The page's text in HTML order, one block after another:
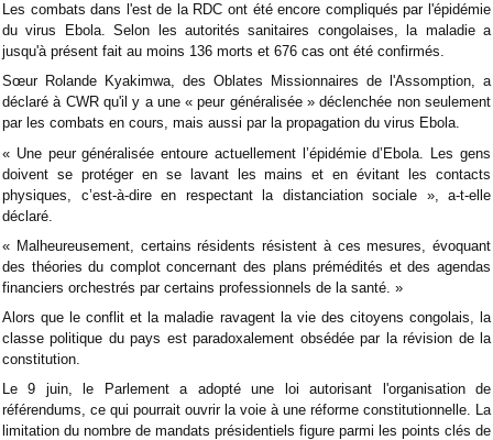
Les combats dans l'est de la RDC ont été encore compliqués par l'épidémie
du virus Ebola. Selon les autorités sanitaires congolaises, la maladie a
jusqu'à présent fait au moins 136 morts et 676 cas ont été confirmés.
Sœur Rolande Kyakimwa, des Oblates Missionnaires de l'Assomption, a
déclaré à CWR qu'il y a une « peur généralisée » déclenchée non seulement
par les combats en cours, mais aussi par la propagation du virus Ebola.
« Une peur généralisée entoure actuellement l’épidémie d’Ebola. Les gens
doivent se protéger en se lavant les mains et en évitant les contacts
physiques, c’est-à-dire en respectant la distanciation sociale », a-t-elle
déclaré.
« Malheureusement, certains résidents résistent à ces mesures, évoquant
des théories du complot concernant des plans prémédités et des agendas
financiers orchestrés par certains professionnels de la santé. »
Alors que le conflit et la maladie ravagent la vie des citoyens congolais, la
classe politique du pays est paradoxalement obsédée par la révision de la
constitution.
Le 9 juin, le Parlement a adopté une loi autorisant l'organisation de
référendums, ce qui pourrait ouvrir la voie à une réforme constitutionnelle. La
limitation du nombre de mandats présidentiels figure parmi les points clés de